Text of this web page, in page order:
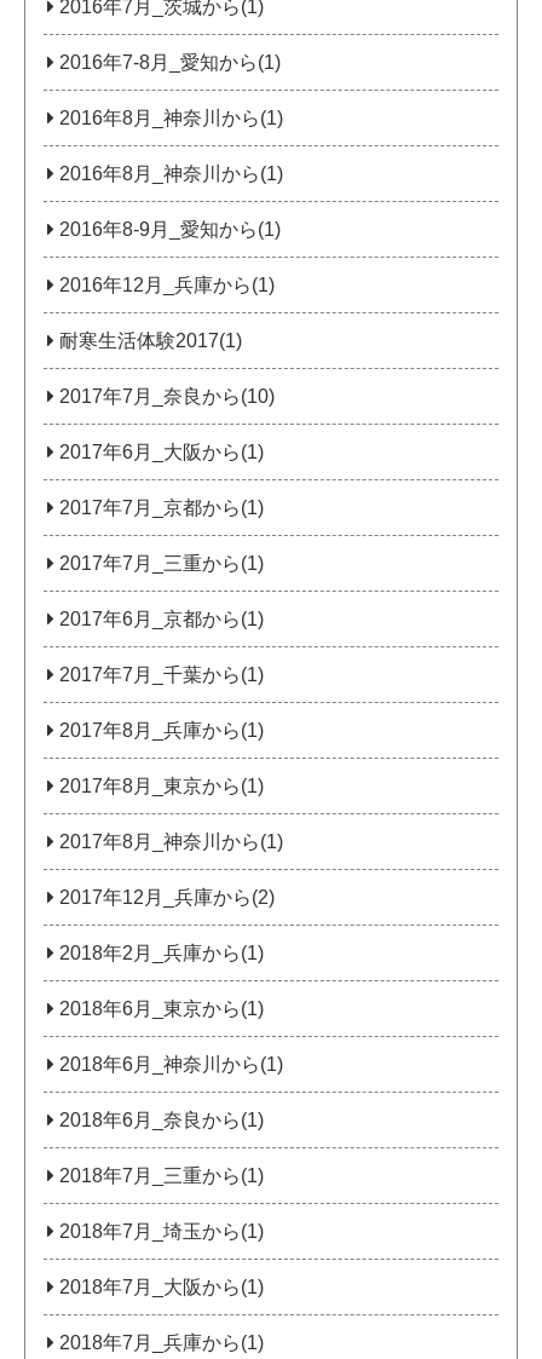
2016年7月_茨城から(1)
2016年7-8月_愛知から(1)
2016年8月_神奈川から(1)
2016年8月_神奈川から(1)
2016年8-9月_愛知から(1)
2016年12月_兵庫から(1)
耐寒生活体験2017(1)
2017年7月_奈良から(10)
2017年6月_大阪から(1)
2017年7月_京都から(1)
2017年7月_三重から(1)
2017年6月_京都から(1)
2017年7月_千葉から(1)
2017年8月_兵庫から(1)
2017年8月_東京から(1)
2017年8月_神奈川から(1)
2017年12月_兵庫から(2)
2018年2月_兵庫から(1)
2018年6月_東京から(1)
2018年6月_神奈川から(1)
2018年6月_奈良から(1)
2018年7月_三重から(1)
2018年7月_埼玉から(1)
2018年7月_大阪から(1)
2018年7月_兵庫から(1)